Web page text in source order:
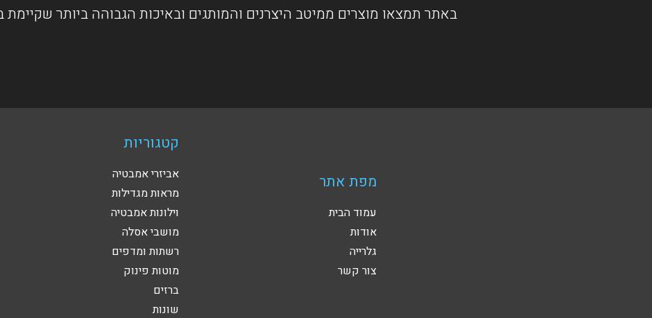
באתר תמצאו מוצרים ממיטב היצרנים והמותגים ובאיכות הגבוהה ביותר
מפת אתר
עמוד הבית
אודות
גלרייה
צור קשר
קטגוריות
אביזרי אמבטיה
מראות מגדילות
וילונות אמבטיה
מושבי אסלה
רשתות ומדפים
מוטות פינוק
ברזים
שונות